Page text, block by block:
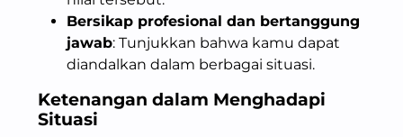
Bersikap profesional dan bertanggung
jawab: Tunjukkan bahwa kamu dapat
diandalkan dalam berbagai situasi.
Ketenangan dalam Menghadapi
Situasi